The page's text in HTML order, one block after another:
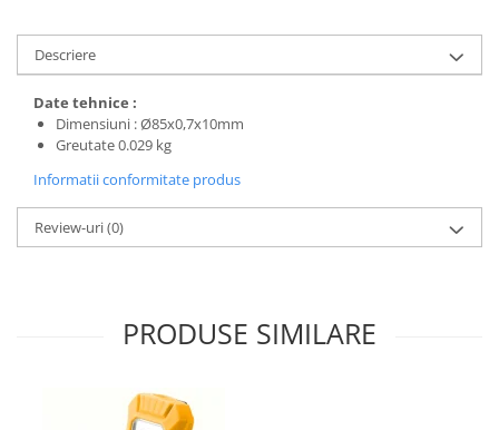
Veste
Descriere
Date tehnice :
Dimensiuni : Ø85x0,7x10mm
Greutate 0.029 kg
Informatii conformitate produs
Review-uri(0)
PRODUSE SIMILARE